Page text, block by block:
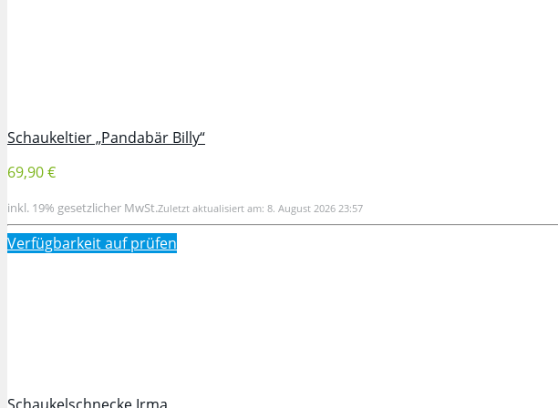
Schaukeltier „Pandabär Billy“
69,90 €
inkl. 19% gesetzlicher MwSt.Zuletzt aktualisiert am: 8. August 2026 23:57
Verfügbarkeit aufprüfen